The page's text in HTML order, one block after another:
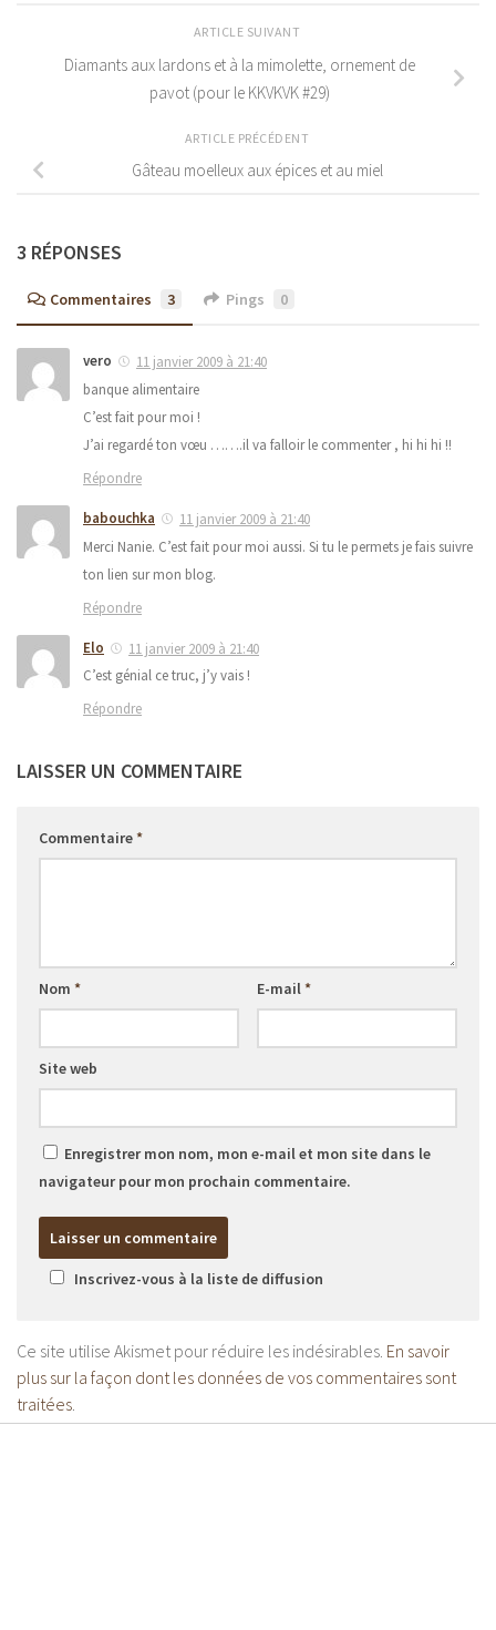
ARTICLE SUIVANT
Diamants aux lardons et à la mimolette, ornement de
pavot (pour le KKVKVK #29)
ARTICLE PRÉCÉDENT
Gâteau moelleux aux épices et au miel
3 RÉPONSES
Commentaires 3 Pings 0
vero
11 janvier 2009 à 21:40
banque alimentaire
C’est fait pour moi !
J’ai regardé ton vœu …….il va falloir le commenter , hi hi hi !!
Répondre
babouchka
11 janvier 2009 à 21:40
Merci Nanie. C’est fait pour moi aussi. Si tu le permets je fais suivre
ton lien sur mon blog.
Répondre
Elo
11 janvier 2009 à 21:40
C’est génial ce truc, j’y vais !
Répondre
LAISSER UN COMMENTAIRE
Commentaire*
Nom * E-mail*
Site web
Enregistrer mon nom, mon e-mail et mon site dans le
navigateur pour mon prochain commentaire.
Inscrivez-vous à la liste de diffusion
Ce site utilise Akismet pour réduire les indésirables. En savoir
plus sur la façon dont les données de vos commentaires sont
traitées.